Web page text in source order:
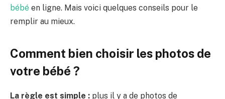
bébé en ligne. Mais voici quelques conseils pour le
remplir au mieux.
Comment bien choisir les photos de
votre bébé ?
La règle est simple : plus il y a de photos de